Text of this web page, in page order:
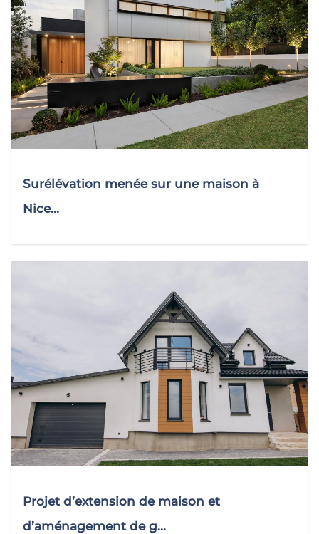
Surélévation menée sur une maison à
Nice...
Projet d’extension de maison et
d’aménagement de g...